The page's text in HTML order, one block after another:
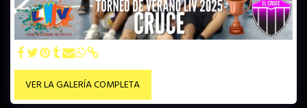
VER LA GALERÍA COMPLETA